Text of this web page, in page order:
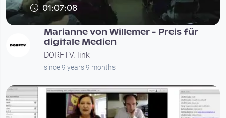
01:07:08
Marianne von Willemer - Preis für
digitale Medien
DORFTV. link
since 9 years 9 months